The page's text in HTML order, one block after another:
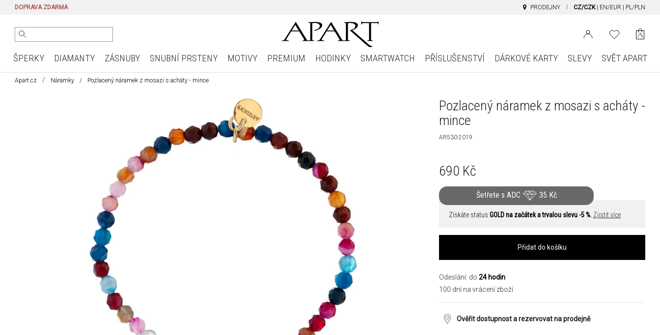
DOPRAVA ZDARMA PRODEJNY CZ/CZK EN/EUR PL/PLN
ŠPERKY DIAMANTY ZÁSNUBY SNUBNÍ PRSTENY MOTIVY PREMIUM HODINKY SMARTWATCH PŘÍSLUŠENSTVÍ DÁRKOVÉ KARTY SLEVY SVĚT APART
Apart.cz Náramky Pozlacený náramek z mosazi s acháty - mince
Pozlacený náramek z mosazi s acháty -
mince
AR530-2019
690 Kč
Šetřete s ADC 35 Kč
Získáte status GOLD na začátek a trvalou slevu -5 %. Zjistit více
Přidat do košíku
Odeslání: do 24 hodin
100 dní na vrácení zboží
Ověřit dostupnost a rezervovat na prodejně